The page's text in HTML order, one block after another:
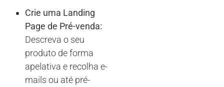
Crie uma Landing
Page de Pré-venda:
Descreva o seu
produto de forma
apelativa e recolha e-
mails ou até pré-